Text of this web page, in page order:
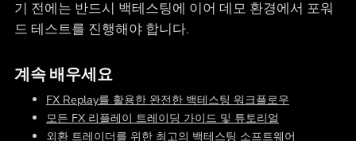
기 전에는 반드시 백테스팅에 이어 데모 환경에서 포워
드 테스트를 진행해야 합니다.
계속 배우세요
FX Replay를 활용한 완전한 백테스팅 워크플로우
모든 FX 리플레이 트레이딩 가이드 및 튜토리얼
외환 트레이더를 위한 최고의 백테스팅 소프트웨어